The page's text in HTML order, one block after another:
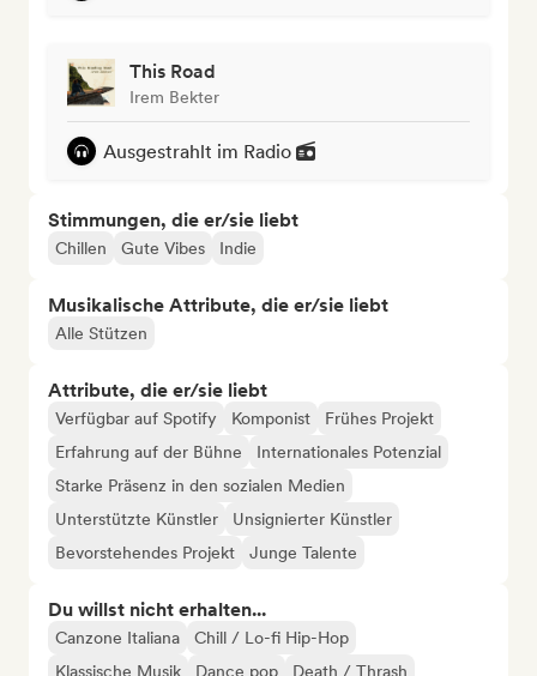
This Road
Irem Bekter
Ausgestrahlt im Radio
Stimmungen, die er/sie liebt
Chillen Gute Vibes Indie
Musikalische Attribute, die er/sie liebt
Alle Stützen
Attribute, die er/sie liebt
Verfügbar auf Spotify Komponist
Frühes Projekt
Erfahrung auf der Bühne
Internationales Potenzial
Starke Präsenz in den sozialen Medien
Unterstützte Künstler
Unsignierter Künstler
Bevorstehendes Projekt
Junge Talente
Du willst nicht erhalten...
Canzone Italiana
Chill / Lo-fi Hip-Hop
Klassische Musik
Dance pop Death / Thrash